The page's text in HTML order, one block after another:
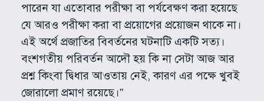
পারেন যা এতোবার পরীক্ষা বা পর্যবেক্ষণ করা হয়েছে
যে আরও পরীক্ষা করা বা প্রয়োগের প্রয়োজন থাকে না।
এই অর্থে প্রজাতির বিবর্তনের ঘটনাটি একটি সত্য।
বংশগতীয় পরিবর্তন আদৌ হয় কি না সেটা আজ আর
প্রশ্ন কিংবা দ্বিধার আওতায় নেই, কারণ এর পক্ষে খুবই
জোরালো প্রমাণ রয়েছে।”